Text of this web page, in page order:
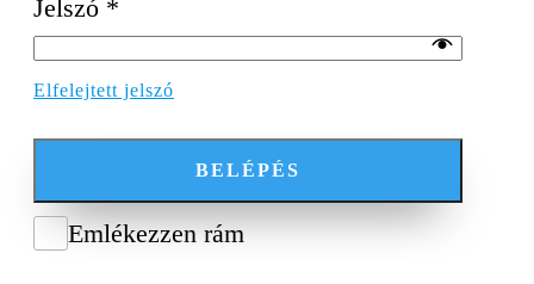
Jelszó *
Elfelejtett jelszó
BELÉPÉS
Emlékezzen rám